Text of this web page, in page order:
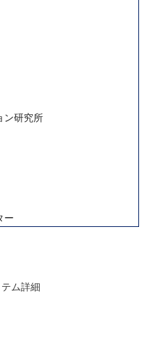
ン研究所
ー
テュート
書
ム詳細